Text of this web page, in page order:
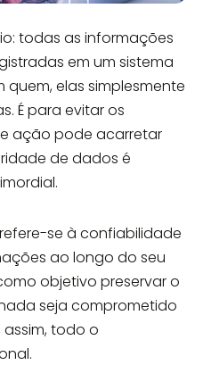
todas as informações
em um sistema
elas simplesmente
É para evitar os
ação pode acarretar
de dados é
se à confiabilidade
ao longo do seu
objetivo preservar o
seja comprometido
todo o